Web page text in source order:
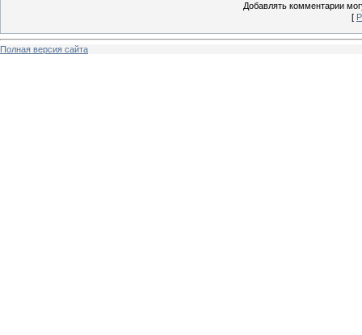
Добавлять комментарии
[
Полная версия сайта